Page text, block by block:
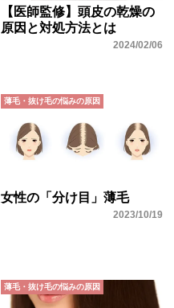
【医師監修】頭皮の乾燥の
原因と対処方法とは
2024/02/06
薄毛・抜け毛の悩みの原因
女性の「分け目」薄毛
2023/10/19
薄毛・抜け毛の悩みの原因